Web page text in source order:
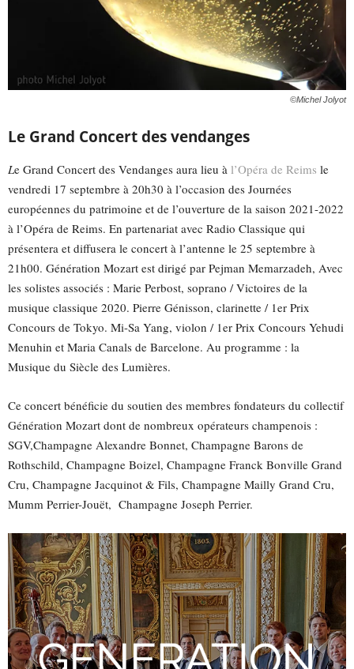
©Michel Jolyot
Le Grand Concert des vendanges
Le Grand Concert des Vendanges aura lieu à l’Opéra de Reims le
vendredi 17 septembre à 20h30 à l’occasion des Journées
européennes du patrimoine et de l’ouverture de la saison 2021-2022
à l’Opéra de Reims. En partenariat avec Radio Classique qui
présentera et diffusera le concert à l’antenne le 25 septembre à
21h00. Génération Mozart est dirigé par Pejman Memarzadeh, Avec
les solistes associés : Marie Perbost, soprano / Victoires de la
musique classique 2020. Pierre Génisson, clarinette / 1er Prix
Concours de Tokyo. Mi-Sa Yang, violon / 1er Prix Concours Yehudi
Menuhin et Maria Canals de Barcelone. Au programme : la
Musique du Siècle des Lumières.
Ce concert bénéficie du soutien des membres fondateurs du collectif
Génération Mozart dont de nombreux opérateurs champenois :
SGV,Champagne Alexandre Bonnet, Champagne Barons de
Rothschild, Champagne Boizel, Champagne Franck Bonville Grand
Cru, Champagne Jacquinot & Fils, Champagne Mailly Grand Cru,
Mumm Perrier-Jouët, Champagne Joseph Perrier.